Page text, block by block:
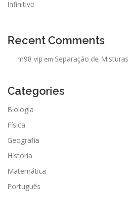
Infinitivo
Recent Comments
m98 vip em Separação de Misturas
Categories
Biologia
Física
Geografia
História
Matemática
Português